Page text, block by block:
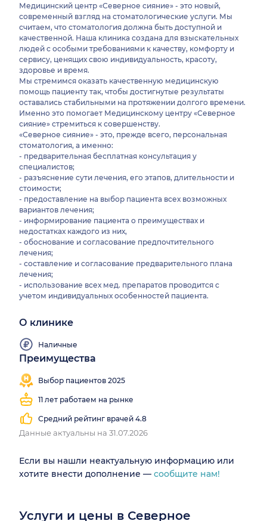
Медицинский центр «Северное сияние» - это новый,
современный взгляд на стоматологические услуги. Мы
считаем, что стоматология должна быть доступной и
качественной. Наша клиника создана для взыскательных
людей с особыми требованиями к качеству, комфорту и
сервису, ценящих свою индивидуальность, красоту,
здоровье и время.
Мы стремимся оказать качественную медицинскую
помощь пациенту так, чтобы достигнутые результаты
оставались стабильными на протяжении долгого времени.
Именно это помогает Медицинскому центру «Северное
сияние» стремиться к совершенству.
«Северное сияние» - это, прежде всего, персональная
стоматология, а именно:
- предварительная бесплатная консультация у
специалистов;
- разъяснение сути лечения, его этапов, длительности и
стоимости;
- предоставление на выбор пациента всех возможных
вариантов лечения;
- информирование пациента о преимуществах и
недостатках каждого из них,
- обоснование и согласование предпочтительного
лечения;
- составление и согласование предварительного плана
лечения;
- использование всех мед. препаратов проводится с
учетом индивидуальных особенностей пациента.
О клинике
Наличные
Преимущества
Выбор пациентов 2025
11 лет работаем на рынке
Средний рейтинг врачей 4.8
Данные актуальны на 31.07.2026
Если вы нашли неактуальную информацию или
хотите внести дополнение — сообщите нам!
Услуги и цены в Северное